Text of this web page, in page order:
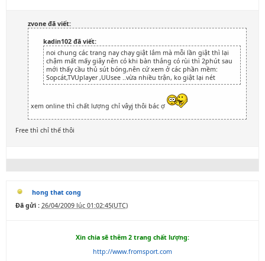
zvone đã viết:
kadin102 đã viết:
noi chung các trang nay chạy giật lắm mà mỗi lần giật thì lại
chậm mất mấy giây nên có khi bàn thắng có rùi thì 2phút sau
mới thấy cầu thủ sút bóng,nên cứ xem ở các phần mềm:
Sopcát,TVUplayer ,UUsee ..vừa nhiều trận, ko giật lại nét
xem online thì chất lượng chỉ vâyj thôi bác ợ
Free thì chỉ thế thôi
hong that cong
Đã gửi : 26/04/2009 lúc 01:02:45(UTC)
Xin chia sẽ thêm 2 trang chất lượng:
http://www.fromsport.com